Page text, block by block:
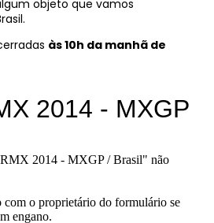
objeto que vamos
às 10h da manhã de